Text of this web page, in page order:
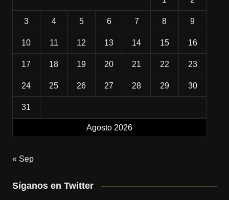
Agosto 2026
3 4 5 6 7 8 9
10 11 12 13 14 15 16
17 18 19 20 21 22 23
24 25 26 27 28 29 30
31
« Sep
Síganos en Twitter